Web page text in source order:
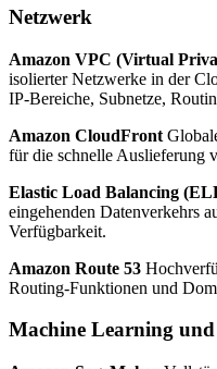
Netzwerk
Amazon VPC (Virtual
isolierter Netzwerke in der
IP-Bereiche, Subnetze,
Amazon CloudFront
für die schnelle Auslieferung
Elastic Load Balancing
eingehenden Datenverkehrs
Verfügbarkeit.
Amazon Route 53
Routing-Funktionen und
Machine Learning